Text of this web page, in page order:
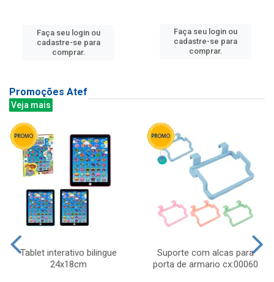
Faça seu login ou
cadastre-se para
comprar.
Faça seu login ou
cadastre-se para
comprar.
Promoções Atef
Veja mais
Tablet interativo bilingue
24x18cm
Suporte com alcas para
porta de armario cx:00060